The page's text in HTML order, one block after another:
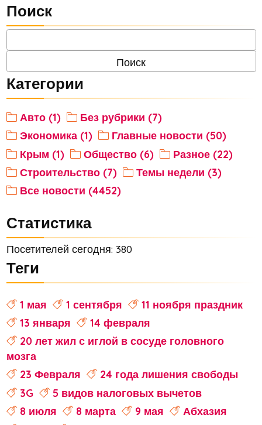
Поиск
Категории
Авто (1)
Без рубрики (7)
Экономика (1)
Главные новости (50)
Крым (1)
Общество (6)
Разное (22)
Строительство (7)
Темы недели (3)
Все новости (4452)
Статистика
Посетителей сегодня: 380
Теги
1 мая 1 сентября
11 ноября праздник
13 января
14 февраля
20 лет жил с иглой в сосуде головного
мозга
23 Февраля
24 года лишения свободы
3G
5 видов налоговых вычетов
8 июля
8 марта 9 мая
Абхазия